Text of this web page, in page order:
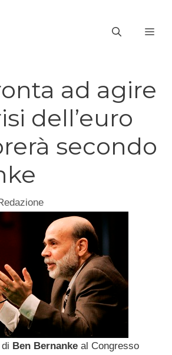
ad agire
dell’euro
secondo
Ben Bernanke al Congresso